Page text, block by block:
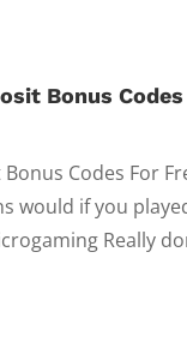
Bonus
Codes For
would if you
Really